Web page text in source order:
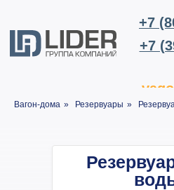
+7 (391) 288-63-
66
lider-
+7 (800) 302-
81
Вагон-дома » Резервуары »